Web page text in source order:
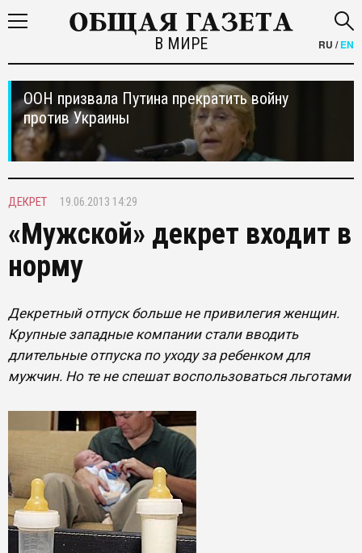
В МИРЕ RU /EN
ООН призвала Путина прекратить войну
против Украины
ДЕКРЕТ 19.06.2013 14:29
«Мужской» декрет входит в
норму
Декретный отпуск больше не привилегия женщин.
Крупные западные компании стали вводить
длительные отпуска по уходу за ребенком для
мужчин. Но те не спешат воспользоваться льготами